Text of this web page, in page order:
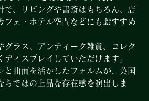
で、リビングや書斎はもちろん、店
フェ・ホテル空間などにもおすすめ
グラス、アンティーク雑貨、コレク
ディスプレイしていただけます。
と曲面を活かしたフォルムが、英国
らではの上品な存在感を演出しま